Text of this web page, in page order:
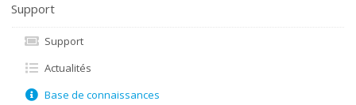
Support
Support
Actualités
Base de connaissances